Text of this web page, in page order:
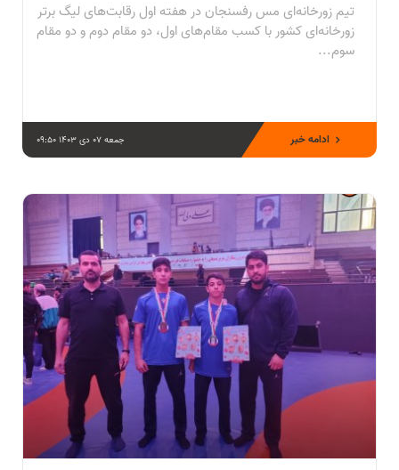
تیم زورخانه‌ای مس رفسنجان در هفته اول رقابت‌های لیگ برتر
زورخانه‌ای کشور با کسب مقام‌های اول، دو مقام دوم و دو مقام
سوم...
جمعه 07 دی 1403 09:50 ادامه خبر